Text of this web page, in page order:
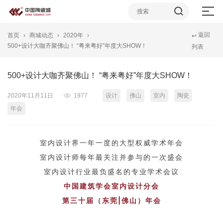
首页 商城动态
2020年
500+设计大咖齐聚佛山！ “粤来粤好”年度大SHOW！
↩返回
列表
500+设计大咖齐聚佛山！ “粤来粤好”年度大SHOW！
2020年11月11日 1977 设计 佛山 室内
陶瓷
年会
室内设计界一年一度的大型权威学术年会
室内设计师每年最关注并参与的一次盛会
室内设计行业最负盛名的专业学术会议
中国建筑学会室内设计分会
第三十届（东莞|佛山）年会